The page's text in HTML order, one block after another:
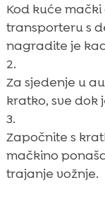
Kod kuće
transporteru s
nagradite je
Za sjedenje u
kratko, sve dok
Započnite s
mačkino
trajanje vožnje.